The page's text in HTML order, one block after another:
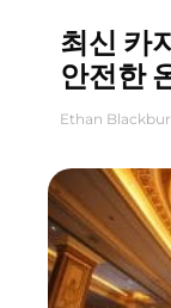
최신 카
안전한
Ethan